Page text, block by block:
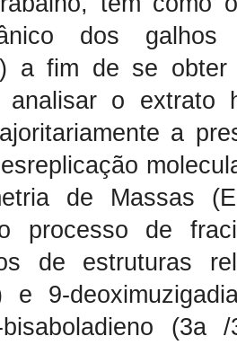
dos
a fim de se
analisar o extrato
a
de Massas
processo de
de estruturas
e 9-
bisaboladieno (3a